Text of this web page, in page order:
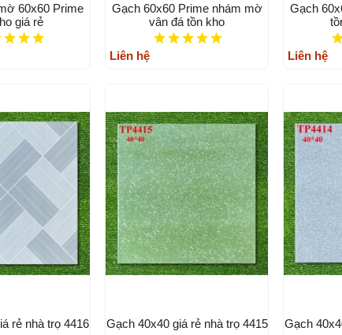
60x60 Prime
giá rẻ
Gạch 60x60 Prime nhám mờ
vân đá tồn kho
Liên hệ
Gạch
Liên hệ
rẻ nhà trọ 4416 Gạch 40x40 giá rẻ nhà trọ 4415 Gạch